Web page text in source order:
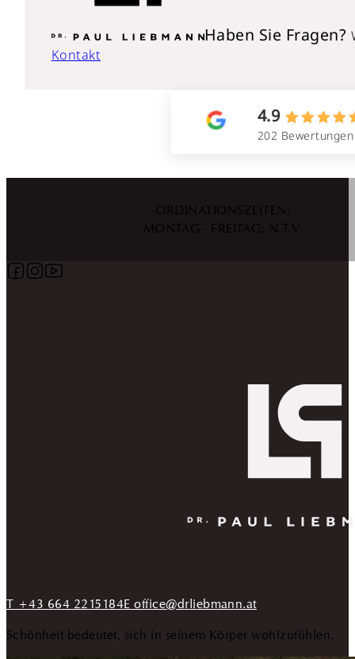
Haben Sie Fragen?
Kontakt
4.9
202 Bewertungen
ORDINATIONSZEITEN:
MONTAG - FREITAG: N.T.V.
Follow us on Facebook
Follow us on Instagram
T +43 664 2215184E office@drliebmann.at
Schönheit bedeutet, sich in seinem Körper wohlzufühlen.